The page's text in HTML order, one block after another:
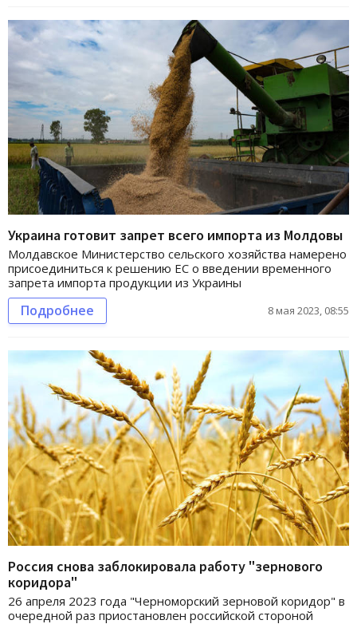
Украина готовит запрет всего импорта из Молдовы
Молдавское Министерство сельского хозяйства намерено
присоединиться к решению ЕС о введении временного
запрета импорта продукции из Украины
Подробнее 8 мая 2023, 08:55
Россия снова заблокировала работу "зернового
коридора"
26 апреля 2023 года "Черноморский зерновой коридор" в
очередной раз приостановлен российской стороной